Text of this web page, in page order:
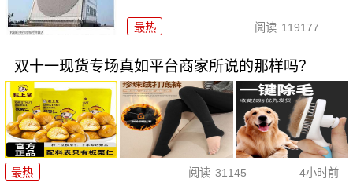
最热 阅读 119177
双十一现货专场真如平台商家所说的那样吗？
最热 阅读 31145 4小时前